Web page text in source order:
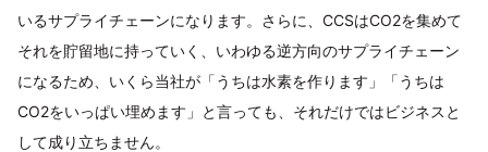
いるサプライチェーンになります。さらに、CCSはCO2を集めて
それを貯留地に持っていく、いわゆる逆方向のサプライチェーン
になるため、いくら当社が「うちは水素を作ります」「うちは
CO2をいっぱい埋めます」と言っても、それだけではビジネスと
して成り立ちません。